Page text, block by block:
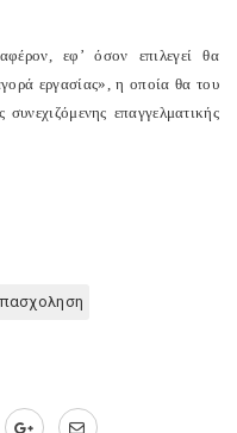
εφ’ όσον επιλεγεί θα
εργασίας», η οποία θα του
επαγγελματικής